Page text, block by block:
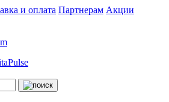
и оплата Партнерам Акции